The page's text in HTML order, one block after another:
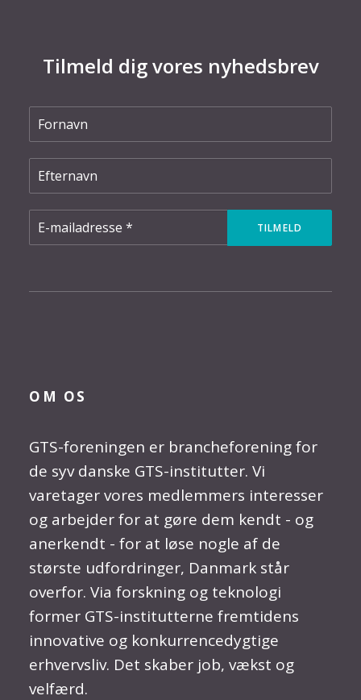
Tilmeld dig vores nyhedsbrev
OM OS
GTS-foreningen er brancheforening for
de syv danske GTS-institutter. Vi
varetager vores medlemmers interesser
og arbejder for at gøre dem kendt - og
anerkendt - for at løse nogle af de
største udfordringer, Danmark står
overfor. Via forskning og teknologi
former GTS-institutterne fremtidens
innovative og konkurrencedygtige
erhvervsliv. Det skaber job, vækst og
velfærd.